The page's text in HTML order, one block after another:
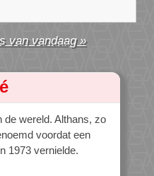
van vandaag »
wereld. Althans, zo
voordat een
1973 vernielde.